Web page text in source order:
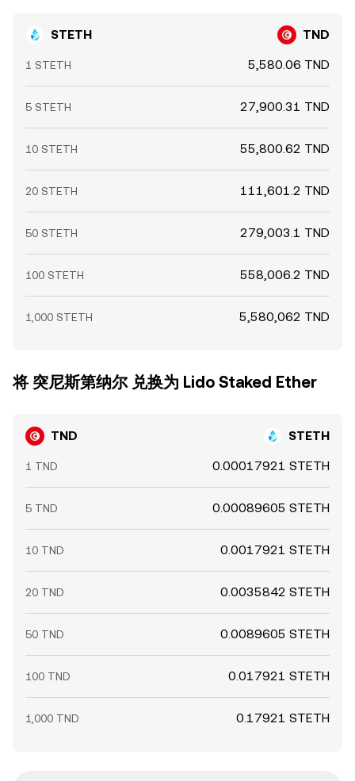
STETH TND
1 STETH 5,580.06 TND
5 STETH 27,900.31 TND
10 STETH 55,800.62 TND
20 STETH 111,601.2 TND
50 STETH 279,003.1 TND
100 STETH 558,006.2 TND
1,000 STETH 5,580,062 TND
将 突尼斯第纳尔 兑换为 Lido Staked Ether
TND STETH
1 TND 0.00017921 STETH
5 TND 0.00089605 STETH
10 TND 0.0017921 STETH
20 TND 0.0035842 STETH
50 TND 0.0089605 STETH
100 TND 0.017921 STETH
1,000 TND 0.17921 STETH